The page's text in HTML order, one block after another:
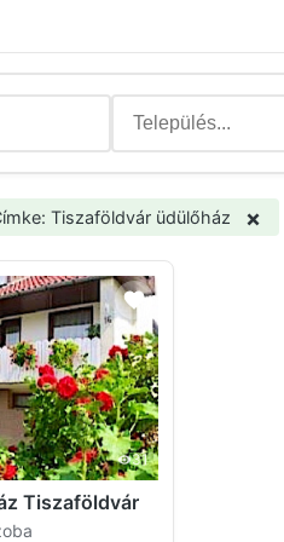
Tiszaföldvár üdülőház ×
31
Tiszaföldvár